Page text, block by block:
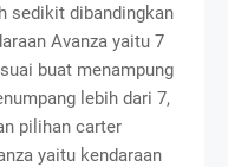
sedikit dibandingkan
Avanza yaitu 7
buat menampung
lebih dari 7,
pilihan carter
yaitu kendaraan